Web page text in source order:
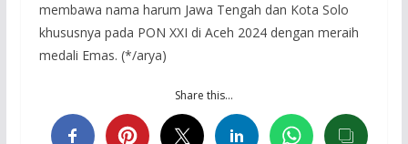
membawa nama harum Jawa Tengah dan Kota Solo
khususnya pada PON XXI di Aceh 2024 dengan meraih
medali Emas. (*/arya)
Share this…